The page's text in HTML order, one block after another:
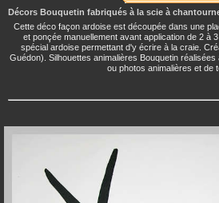
Décors Bouquetin fabriqués à la scie à
Cette déco façon ardoise est découpée dans une
et ponçée manuellement avant application de 2 à
spécial ardoise permettant d'y écrire à la craie.
Guédon). Silhouettes animalières Bouquetin
ou photos animalières et de